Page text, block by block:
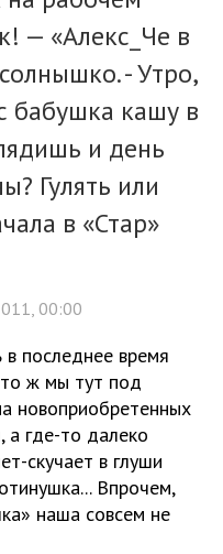
— «Алекс_Че в
- Утро,
бабушка кашу в
и день
Гулять или
в «Стар»
00:00
последнее время
ж мы тут под
новоприобретенных
а где-то далеко
скучает в глуши
Впрочем,
наша совсем не